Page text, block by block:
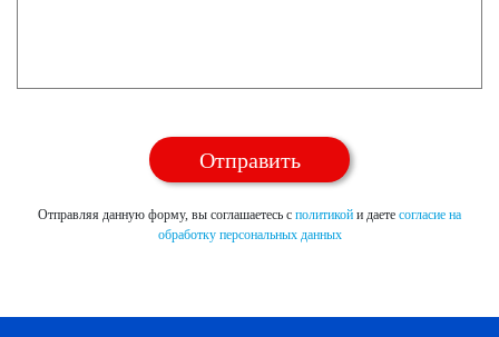
Отправляя данную форму, вы соглашаетесь с политикой и даете согласие на
обработку персональных данных